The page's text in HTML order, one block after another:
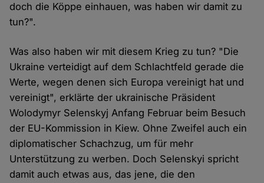
doch die Köppe einhauen, was haben wir damit zu
tun?".
Was also haben wir mit diesem Krieg zu tun? "Die
Ukraine verteidigt auf dem Schlachtfeld gerade die
Werte, wegen denen sich Europa vereinigt hat und
vereinigt", erklärte der ukrainische Präsident
Wolodymyr Selenskyj Anfang Februar beim Besuch
der EU-Kommission in Kiew. Ohne Zweifel auch ein
diplomatischer Schachzug, um für mehr
Unterstützung zu werben. Doch Selenskyi spricht
damit auch etwas aus, das jene, die den